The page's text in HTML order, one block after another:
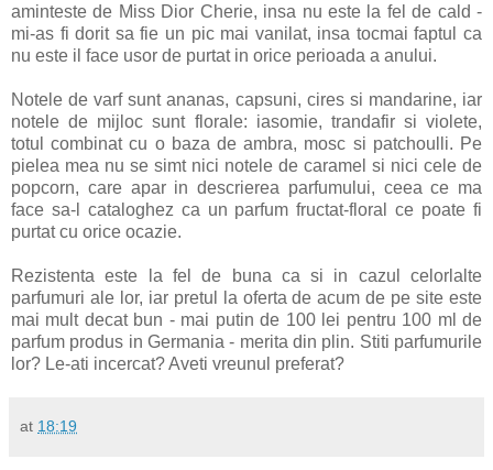
aminteste de Miss Dior Cherie, insa nu este la fel de cald -
mi-as fi dorit sa fie un pic mai vanilat, insa tocmai faptul ca
nu este il face usor de purtat in orice perioada a anului.
Notele de varf sunt ananas, capsuni, cires si mandarine, iar
notele de mijloc sunt florale: iasomie, trandafir si violete,
totul combinat cu o baza de ambra, mosc si patchoulli. Pe
pielea mea nu se simt nici notele de caramel si nici cele de
popcorn, care apar in descrierea parfumului, ceea ce ma
face sa-l cataloghez ca un parfum fructat-floral ce poate fi
purtat cu orice ocazie.
Rezistenta este la fel de buna ca si in cazul celorlalte
parfumuri ale lor, iar pretul la oferta de acum de pe site este
mai mult decat bun - mai putin de 100 lei pentru 100 ml de
parfum produs in Germania - merita din plin. Stiti parfumurile
lor? Le-ati incercat? Aveti vreunul preferat?
at 18:19